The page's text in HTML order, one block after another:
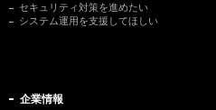
セキュリティ対策を進めたい
システム運用を支援してほしい
企業情報